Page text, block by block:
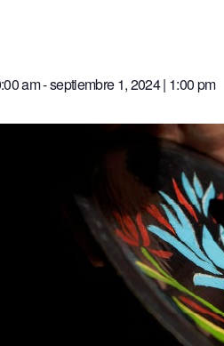
am-septiembre 1, 2024 | 1:00 pm